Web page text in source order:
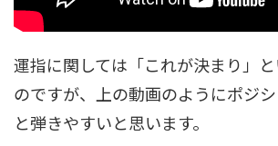
運指に関しては「これが決まり」
のですが、上の動画のようにポジ
と弾きやすいと思います。